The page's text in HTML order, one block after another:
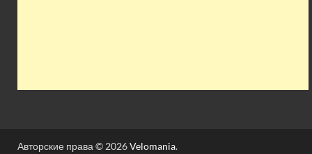
Авторские права © 2026Velomania.